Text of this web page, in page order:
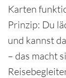
Karten
Prinzip: Du
und kannst
– das macht